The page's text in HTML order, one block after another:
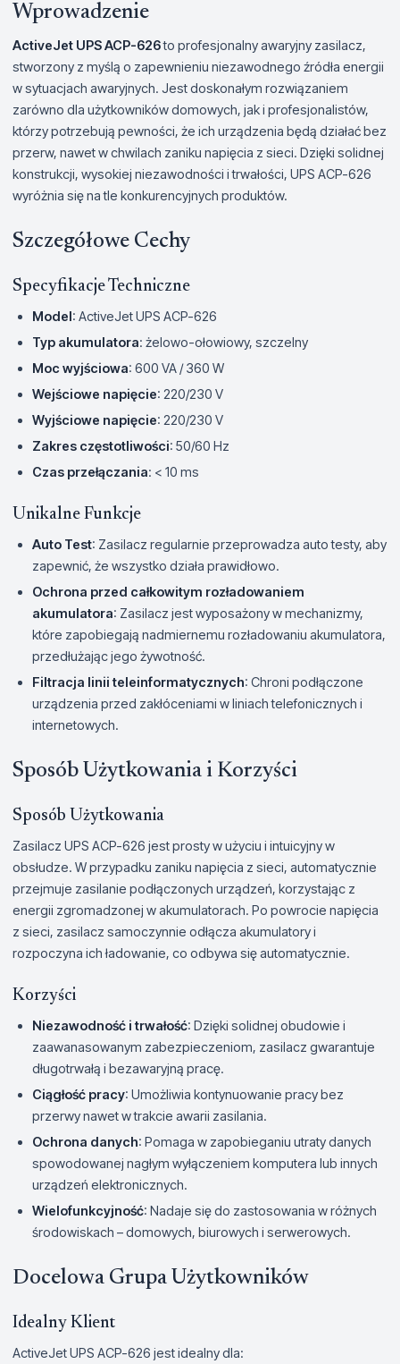
Wprowadzenie
ActiveJet UPS ACP-626to profesjonalny awaryjny zasilacz,
stworzony z myślą o zapewnieniu niezawodnego źródła energii
w sytuacjach awaryjnych. Jest doskonałym rozwiązaniem
zarówno dla użytkowników domowych, jak i profesjonalistów,
którzy potrzebują pewności, że ich urządzenia będą działać bez
przerw, nawet w chwilach zaniku napięcia z sieci. Dzięki solidnej
konstrukcji, wysokiej niezawodności i trwałości, UPS ACP-626
wyróżnia się na tle konkurencyjnych produktów.
Szczegółowe Cechy
Specyfikacje Techniczne
Model: ActiveJet UPS ACP-626
Typ akumulatora: żelowo-ołowiowy, szczelny
Moc wyjściowa: 600 VA / 360 W
Wejściowe napięcie: 220/230 V
Wyjściowe napięcie: 220/230 V
Zakres częstotliwości: 50/60 Hz
Czas przełączania: < 10 ms
Unikalne Funkcje
Auto Test: Zasilacz regularnie przeprowadza auto testy, aby
zapewnić, że wszystko działa prawidłowo.
Ochrona przed całkowitym rozładowaniem
akumulatora: Zasilacz jest wyposażony w mechanizmy,
które zapobiegają nadmiernemu rozładowaniu akumulatora,
przedłużając jego żywotność.
Filtracja linii teleinformatycznych: Chroni podłączone
urządzenia przed zakłóceniami w liniach telefonicznych i
internetowych.
Sposób Użytkowania i Korzyści
Sposób Użytkowania
Zasilacz UPS ACP-626 jest prosty w użyciu i intuicyjny w
obsłudze. W przypadku zaniku napięcia z sieci, automatycznie
przejmuje zasilanie podłączonych urządzeń, korzystając z
energii zgromadzonej w akumulatorach. Po powrocie napięcia
z sieci, zasilacz samoczynnie odłącza akumulatory i
rozpoczyna ich ładowanie, co odbywa się automatycznie.
Korzyści
Niezawodność i trwałość: Dzięki solidnej obudowie i
zaawanasowanym zabezpieczeniom, zasilacz gwarantuje
długotrwałą i bezawaryjną pracę.
Ciągłość pracy: Umożliwia kontynuowanie pracy bez
przerwy nawet w trakcie awarii zasilania.
Ochrona danych: Pomaga w zapobieganiu utraty danych
spowodowanej nagłym wyłączeniem komputera lub innych
urządzeń elektronicznych.
Wielofunkcyjność: Nadaje się do zastosowania w różnych
środowiskach – domowych, biurowych i serwerowych.
Docelowa Grupa Użytkowników
Idealny Klient
ActiveJet UPS ACP-626 jest idealny dla: